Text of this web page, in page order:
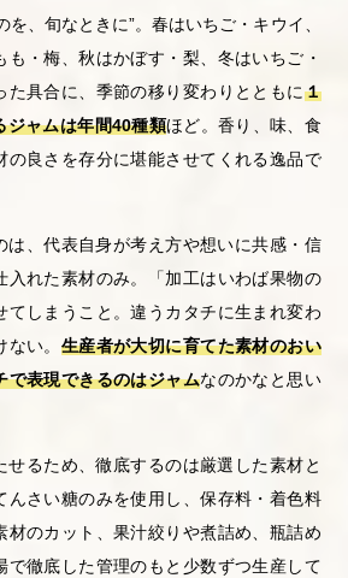
を、旬なときに”。春はいちご・キウイ、
も・梅、秋はかぼす・梨、冬はいちご・
た具合に、季節の移り変わりとともに１
ジャムは年間40種類ほど。香り、味、食
の良さを存分に堪能させてくれる逸品で
は、代表自身が考え方や想いに共感・信
入れた素材のみ。「加工はいわば果物の
てしまうこと。違うカタチに生まれ変わ
い。 生産者が大切に育てた素材のおい
で表現できるのはジャムなのかなと思い
せるため、徹底するのは厳選した素材と
んさい糖のみを使用し、保存料・着色料
材のカット、果汁絞りや煮詰め、瓶詰め
で徹底した管理のもと少数ずつ生産して